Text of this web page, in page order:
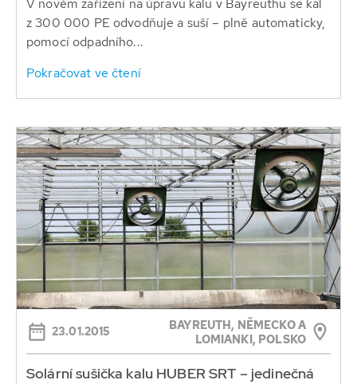
V novém zařízení na úpravu kalu v Bayreuthu se kal
z 300 000 PE odvodňuje a suší – plně automaticky,
pomocí odpadního...
Pokračovat ve čtení
23.01.2015
BAYREUTH, NĚMECKO A
LOMIANKI, POLSKO
Solární sušička kalu HUBER SRT – jedinečná